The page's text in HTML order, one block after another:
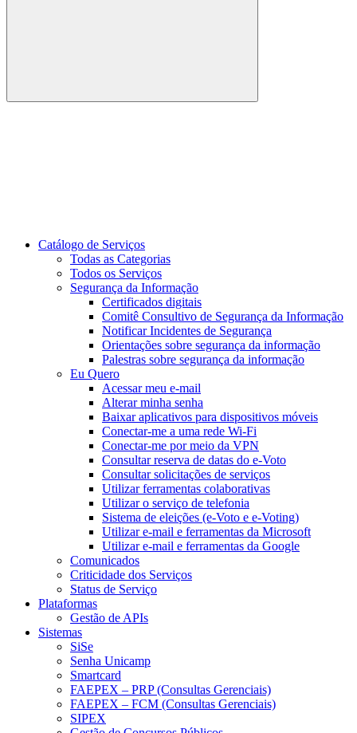
Buscar
Catálogo de Serviços
Todas as Categorias
Todos os Serviços
Segurança da Informação
Certificados digitais
Comitê Consultivo de Segurança da Informação
Notificar Incidentes de Segurança
Orientações sobre segurança da informação
Palestras sobre segurança da informação
Eu Quero
Acessar meu e-mail
Alterar minha senha
Baixar aplicativos para dispositivos móveis
Conectar-me a uma rede Wi-Fi
Conectar-me por meio da VPN
Consultar reserva de datas do e-Voto
Consultar solicitações de serviços
Utilizar ferramentas colaborativas
Utilizar o serviço de telefonia
Sistema de eleições (e-Voto e e-Voting)
Utilizar e-mail e ferramentas da Microsoft
Utilizar e-mail e ferramentas da Google
Comunicados
Criticidade dos Serviços
Status de Serviço
Plataformas
Gestão de APIs
Sistemas
SiSe
Senha Unicamp
Smartcard
FAEPEX – PRP (Consultas Gerenciais)
FAEPEX – FCM (Consultas Gerenciais)
SIPEX